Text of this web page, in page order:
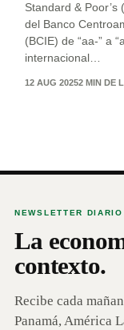
Standard &
del Banco
(BCIE) de “aa-” a
internacional…
12 AUG 20252 MIN DE
NEWSLETTER DIARIO
La
contexto.
Recibe cada
Panamá, América